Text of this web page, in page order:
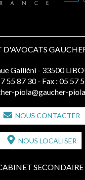
D'AVOCATS
Galliéni - 33500
55 87 30 - Fax : 05 57
piola@gaucher-
NOUS CONTACTER
NOUS LOCALISER
SECONDAIRE